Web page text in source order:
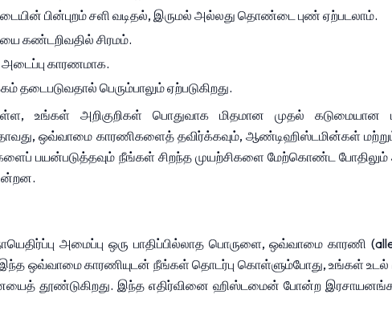
பின்புறம் சளி வடிதல், இருமல் அல்லது தொண்டை புண் ஏற்படலாம்.
கண்டறிவதில் சிரமம்.
காரணமாக.
தடைபடுவதால் பெரும்பாலும் ஏற்படுகிறது.
உங்கள் அறிகுறிகள் பொதுவாக மிதமான முதல் கடுமையான
ஒவ்வாமை காரணிகளைத் தவிர்க்கவும், ஆண்டிஹிஸ்டமின்கள்
பயன்படுத்தவும் நீங்கள் சிறந்த முயற்சிகளை மேற்கொண்ட
அமைப்பு ஒரு பாதிப்பில்லாத பொருளை, ஒவ்வாமை காரணி
ஒவ்வாமை காரணியுடன் நீங்கள் தொடர்பு கொள்ளும்போது, உங்கள் உடல்
தூண்டுகிறது. இந்த எதிர்வினை ஹிஸ்டமைன் போன்ற